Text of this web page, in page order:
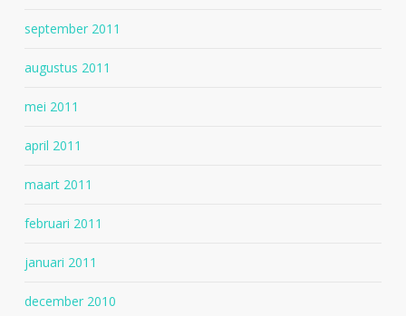
september 2011
augustus 2011
mei 2011
april 2011
maart 2011
februari 2011
januari 2011
december 2010